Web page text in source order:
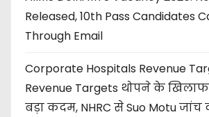
Released, 10th Pass Candidates
Through Email
Corporate Hospitals Revenue
Revenue Targets थोपने के खिलाफ
बड़ा कदम, NHRC से Suo Motu जांच